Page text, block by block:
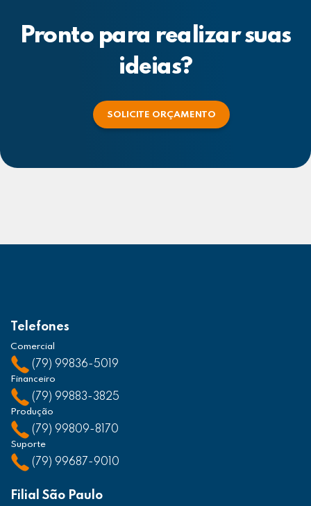
Pronto para realizar suas
ideias?
SOLICITE ORÇAMENTO
Telefones
Comercial
(79) 99836-5019
Financeiro
(79) 99883-3825
Produção
(79) 99809-8170
Suporte
(79) 99687-9010
Filial São Paulo